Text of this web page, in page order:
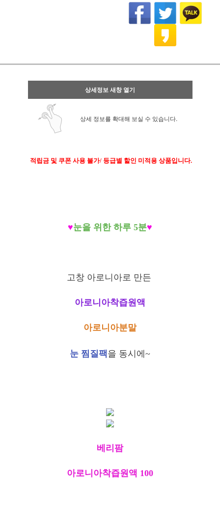
상세정보 새창 열기
상세 정보를 확대해 보실 수 있습니다.
적립금 및 쿠폰 사용 불가/ 등급별 할인 미적용 상품입니다.
♥눈을 위한 하루 5분♥
고창 아로니아로 만든
아로니아착즙원액
아로니아분말
눈 찜질팩을 동시에~
베리팜
아로니아착즙원액 100